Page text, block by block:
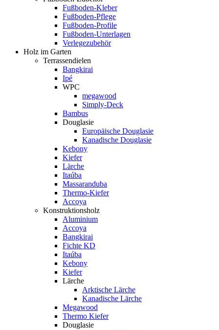
Fußboden-Kleber
Fußboden-Pflege
Fußboden-Profile
Fußboden-Unterlagen
Verlegezubehör
Holz im Garten
Terrassendielen
Bangkirai
Ipé
WPC
megawood
Simply-Deck
Bambus
Douglasie
Europäische Douglasie
Kanadische Douglasie
Kebony
Kiefer
Lärche
Itaúba
Massaranduba
Thermo-Kiefer
Accoya
Konstruktionsholz
Aluminium
Accoya
Bangkirai
Fichte KD
Itaúba
Kebony
Kiefer
Lärche
Arktische Lärche
Kanadische Lärche
Megawood
Thermo Kiefer
Douglasie